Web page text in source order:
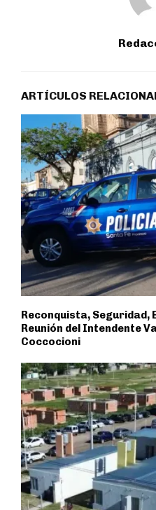
ARTÍCULOS
Reconquista, Seguridad,
Reunión del Intendente
Coccocioni